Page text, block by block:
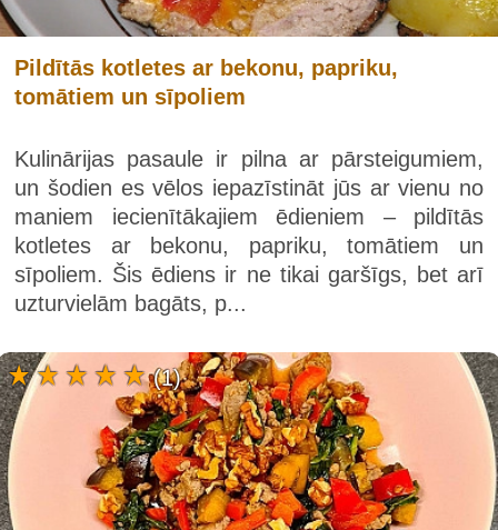
Pildītās kotletes ar bekonu, papriku,
tomātiem un sīpoliem
Kulinārijas pasaule ir pilna ar pārsteigumiem,
un šodien es vēlos iepazīstināt jūs ar vienu no
maniem iecienītākajiem ēdieniem – pildītās
kotletes ar bekonu, papriku, tomātiem un
sīpoliem. Šis ēdiens ir ne tikai garšīgs, bet arī
uzturvielām bagāts, p...
(1)